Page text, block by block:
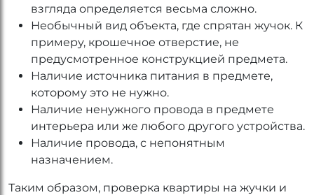
взгляда определяется весьма сложно.
Необычный вид объекта, где спрятан жучок. К
примеру, крошечное отверстие, не
предусмотренное конструкцией предмета.
Наличие источника питания в предмете,
которому это не нужно.
Наличие ненужного провода в предмете
интерьера или же любого другого устройства.
Наличие провода, с непонятным
назначением.
Таким образом, проверка квартиры на жучки и